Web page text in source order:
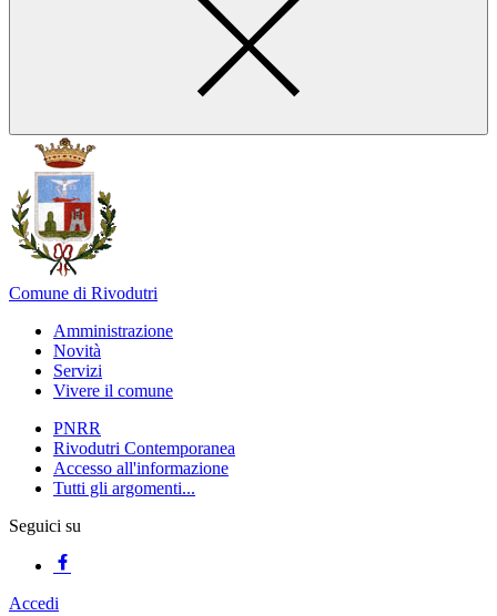
Comune di Rivodutri
Amministrazione
Novità
Servizi
Vivere il comune
PNRR
Rivodutri Contemporanea
Accesso all'informazione
Tutti gli argomenti...
Seguici su
Accedi